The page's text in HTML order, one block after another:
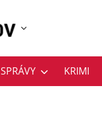
SPRÁVY KRIMI